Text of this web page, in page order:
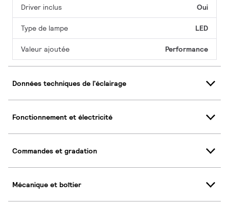
Driver inclus Oui
Type de lampe LED
Valeur ajoutée Performance
Données techniques de l'éclairage
Fonctionnement et électricité
Commandes et gradation
Mécanique et boîtier